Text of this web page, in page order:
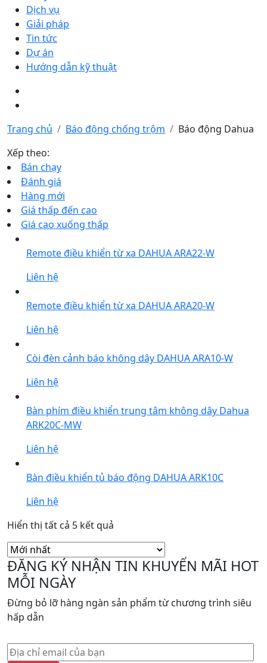
Dịch vụ
Giải pháp
Tin tức
Dự án
Hướng dẫn kỹ thuật
Trang chủ Báo động chống trộm
Báo động Dahua
Xếp theo:
Bán chạy
Đánh giá
Hàng mới
Giá thấp đến cao
Giá cao xuống thấp
Remote điều khiển từ xa DAHUA ARA22-W
Liên hệ
Remote điều khiển từ xa DAHUA ARA20-W
Liên hệ
Còi đèn cảnh báo không dây DAHUA ARA10-W
Liên hệ
Bàn phím điều khiển trung tâm không dây Dahua
ARK20C-MW
Liên hệ
Bàn điều khiển tủ báo động DAHUA ARK10C
Liên hệ
Hiển thị tất cả 5 kết quả
sắp
theo
nhất
ĐĂNG KÝ NHẬN TIN KHUYẾN MÃI HOT
MỖI NGÀY
Đừng bỏ lỡ hàng ngàn sản phẩm từ chương trình siêu
hấp dẫn